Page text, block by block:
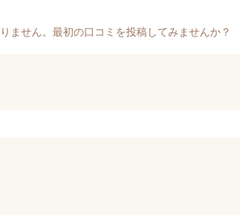
ません。最初の口コミを投稿してみませんか？